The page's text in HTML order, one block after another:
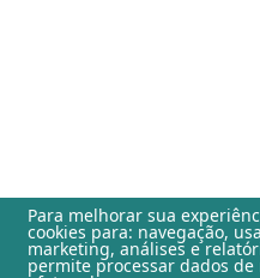
Para melhorar sua
cookies para: navegação,
marketing, análises e
permite processar dados